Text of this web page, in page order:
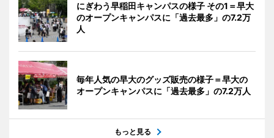
にぎわう早稲田キャンパスの様子 その1＝早大
のオープンキャンパスに「過去最多」の7.2万
人
毎年人気の早大のグッズ販売の様子＝早大の
オープンキャンパスに「過去最多」の7.2万人
もっと見る